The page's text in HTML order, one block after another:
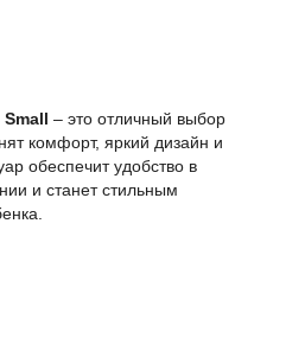
– это отличный выбор
комфорт, яркий дизайн и
обеспечит удобство в
и станет стильным